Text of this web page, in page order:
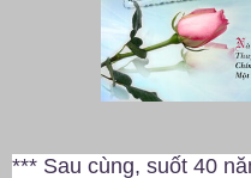
*** Sau cùng, suốt 40